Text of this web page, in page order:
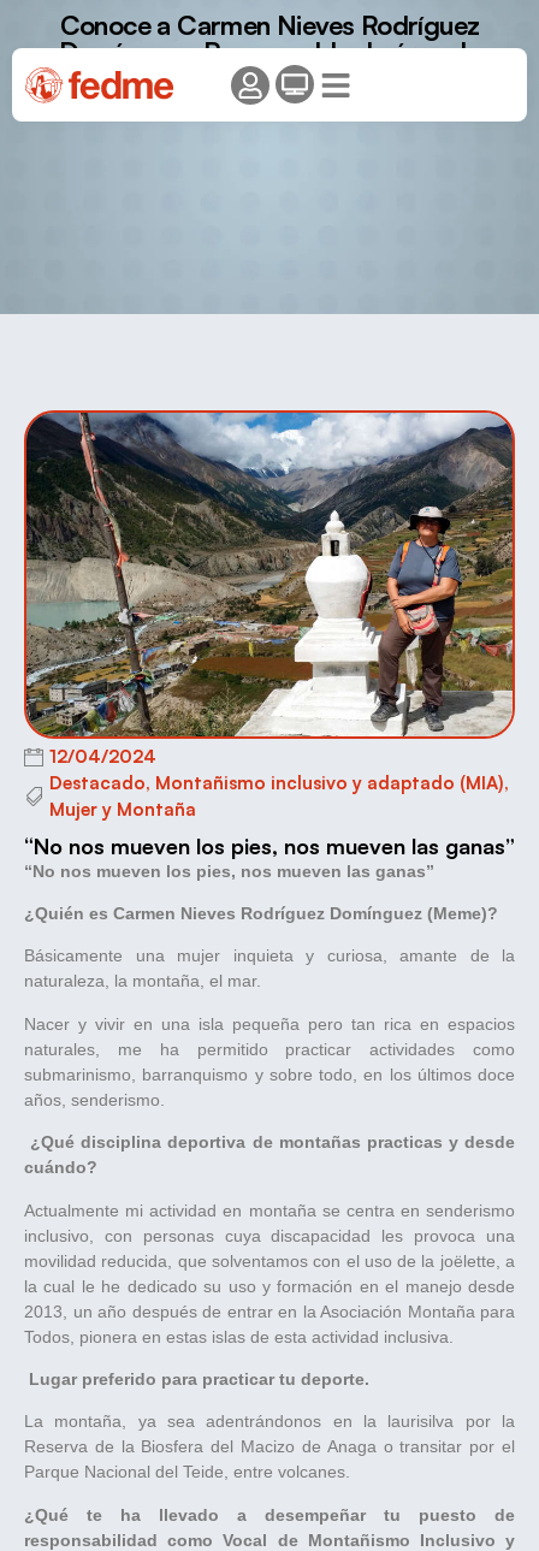
Conoce a Carmen Nieves Rodríguez
Domínguez. Responsable de área de
inclusión de la Federación Insular de
Montañismo de Tenerife
12/04/2024
Destacado, Montañismo inclusivo y adaptado (MIA),
Mujer y Montaña
“No nos mueven los pies, nos mueven las ganas”
“No nos mueven los pies, nos mueven las ganas”
¿Quién es Carmen Nieves Rodríguez Domínguez (Meme)?
Básicamente una mujer inquieta y curiosa, amante de la
naturaleza, la montaña, el mar.
Nacer y vivir en una isla pequeña pero tan rica en espacios
naturales, me ha permitido practicar actividades como
submarinismo, barranquismo y sobre todo, en los últimos doce
años, senderismo.
¿Qué disciplina deportiva de montañas practicas y desde
cuándo?
Actualmente mi actividad en montaña se centra en senderismo
inclusivo, con personas cuya discapacidad les provoca una
movilidad reducida, que solventamos con el uso de la joëlette, a
la cual le he dedicado su uso y formación en el manejo desde
2013, un año después de entrar en la Asociación Montaña para
Todos, pionera en estas islas de esta actividad inclusiva.
Lugar preferido para practicar tu deporte.
La montaña, ya sea adentrándonos en la laurisilva por la
Reserva de la Biosfera del Macizo de Anaga o transitar por el
Parque Nacional del Teide, entre volcanes.
¿Qué te ha llevado a desempeñar tu puesto de
responsabilidad como Vocal de Montañismo Inclusivo y